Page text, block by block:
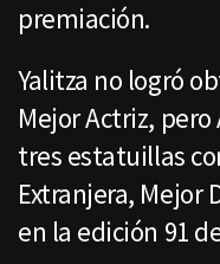
premiación.
Yalitza no logró
Mejor Actriz,
tres estatuillas
Extranjera, Mejor
en la edición 91